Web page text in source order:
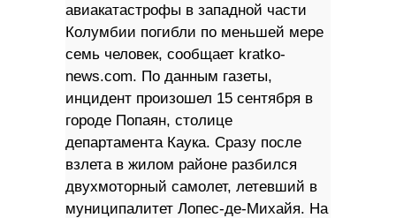
авиакатастрофы в западной части
Колумбии погибли по меньшей мере
семь человек, сообщает kratko-
news.com. По данным газеты,
инцидент произошел 15 сентября в
городе Попаян, столице
департамента Каука. Сразу после
взлета в жилом районе разбился
двухмоторный самолет, летевший в
муниципалитет Лопес-де-Михайя. На